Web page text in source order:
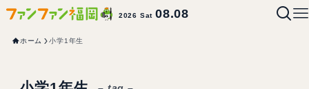
2026 Sat08.08
ホーム 小学1年生